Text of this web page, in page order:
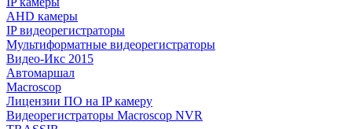
AHD камеры
IP видеорегистраторы
Мультиформатные видеорегистраторы
Видео-Икс 2015
Автомаршал
Macroscop
Лицензии ПО на IP камеру
Видеорегистраторы Macroscop NVR